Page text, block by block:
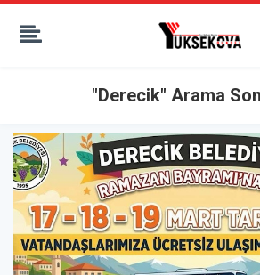
kaçak bahis
deneme bonusu
bahis siteleri
porno izle
"Derecik" Arama